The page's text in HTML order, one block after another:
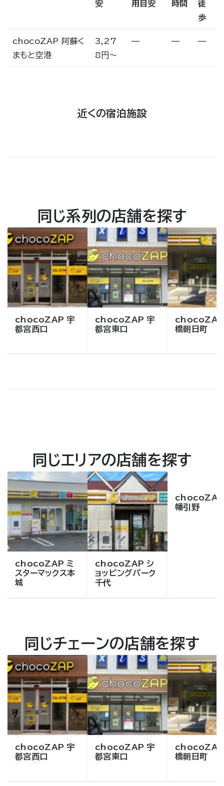
安 用目安 時間
徒
歩
chocoZAP 阿蘇く
まもと空港
3,27
8円〜
— — —
近くの宿泊施設
同じ系列の店舗を探す
chocoZAP 宇
都宮西口
chocoZAP 宇
都宮東口
chocoZAP
橋朝日町
同じエリアの店舗を探す
chocoZAP ミ
スターマックス本
城
chocoZAP シ
ョッピングパーク
千代
chocoZAP
幡引野
同じチェーンの店舗を探す
chocoZAP 宇
都宮西口
chocoZAP 宇
都宮東口
chocoZAP
橋朝日町